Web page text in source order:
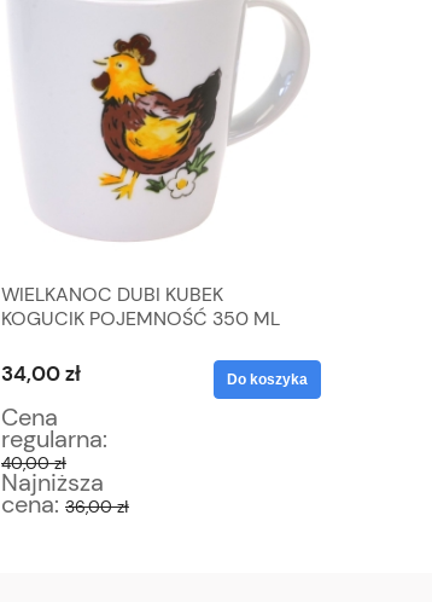
WIELKANOC DUBI KUBEK
KOGUCIK POJEMNOŚĆ 350 ML
34,00 zł
Cena
regularna:
40,00 zł
Najniższa
cena: 36,00 zł
Do koszyka